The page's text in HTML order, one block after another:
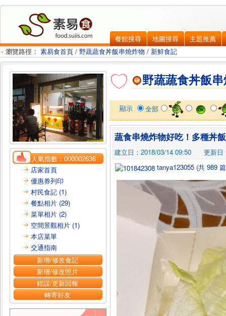
餐館搜尋 地圖搜尋
主題推薦
瀏覽路徑： 素易食首頁 / 野蔬蔬食丼飯串燒炸物 / 新鮮食記
人氣指數：000002636
店家首頁
優惠券列印
村民食記 (1)
餐點相片 (29)
菜單相片 (2)
空間景觀相片 (1)
本店菜單
交通指南
新增/修改食記
新增/修改照片
錯誤/更新回報
轉寄好友
野蔬蔬食丼飯
顯示 全部
蔬食串燒炸物好吃！多種丼
建立日：2018/03/14 09:50
更新日
tanya123055 (共 989